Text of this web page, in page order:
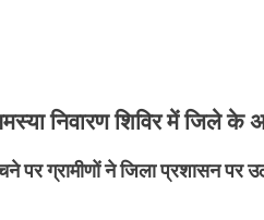
निवारण शिविर में जिले के
पर ग्रामीणों ने जिला प्रशासन पर